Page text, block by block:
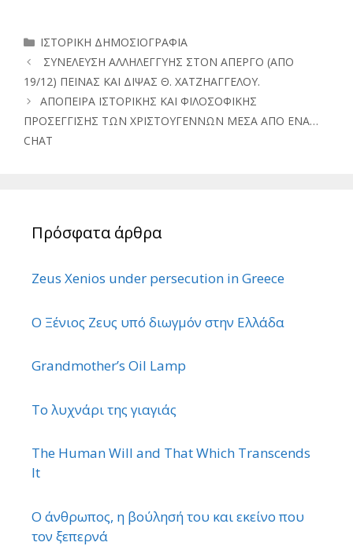
Κατηγορίες
ΙΣΤΟΡΙΚΗ ΔΗΜΟΣΙΟΓΡΑΦΙΑ
ΣΥΝΕΛΕΥΣΗ ΑΛΛΗΛΕΓΓΥΗΣ ΣΤΟΝ ΑΠΕΡΓΟ (ΑΠΟ
19/12) ΠΕΙΝΑΣ ΚΑΙ ΔΙΨΑΣ Θ. ΧΑΤΖΗΑΓΓΕΛΟΥ.
ΑΠΟΠΕΙΡΑ ΙΣΤΟΡΙΚΗΣ ΚΑΙ ΦΙΛΟΣΟΦΙΚΗΣ
ΠΡΟΣΕΓΓΙΣΗΣ ΤΩΝ ΧΡΙΣΤΟΥΓΕΝΝΩΝ ΜΕΣΑ ΑΠΟ ΕΝΑ…
CHAT
Πρόσφατα άρθρα
Zeus Xenios under persecution in Greece
Ο Ξένιος Ζευς υπό διωγμόν στην Ελλάδα
Grandmother’s Oil Lamp
Το λυχνάρι της γιαγιάς
The Human Will and That Which Transcends
It
Ο άνθρωπος, η βούλησή του και εκείνο που
τον ξεπερνά